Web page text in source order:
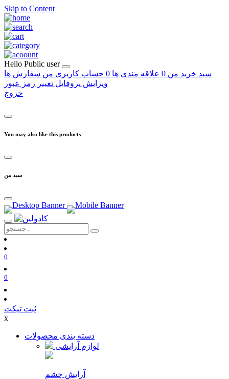
Skip to Content
Hello Public user
سبد خرید من 0 علاقه مندی ها 0 حساب کاربری من سفارش ها
ویرایش پروفایل تغییر رمز عبور
خروج
You may also like this products
سبد من
0
0
ثبت تیکت
x
دسته بندی محصولات
لوازم آرایشی
آرایش چشم